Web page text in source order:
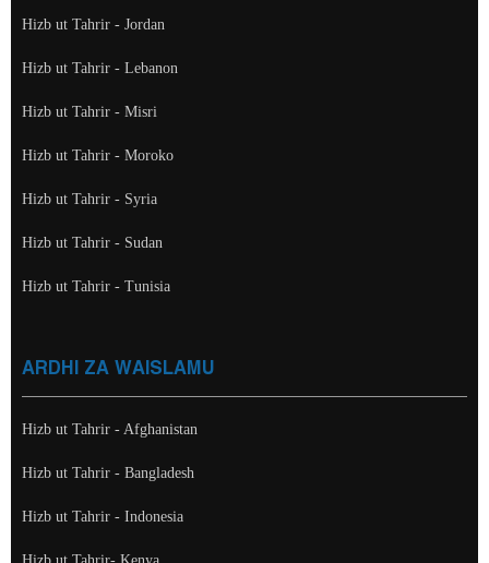
Hizb ut Tahrir - Jordan
Hizb ut Tahrir - Lebanon
Hizb ut Tahrir - Misri
Hizb ut Tahrir - Moroko
Hizb ut Tahrir - Syria
Hizb ut Tahrir - Sudan
Hizb ut Tahrir - Tunisia
ARDHI ZA WAISLAMU
Hizb ut Tahrir - Afghanistan
Hizb ut Tahrir - Bangladesh
Hizb ut Tahrir - Indonesia